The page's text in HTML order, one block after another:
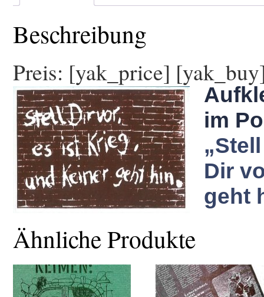
Beschreibung
Preis: [yak_price]
im
„Stell
Dir
geht
Ähnliche Produkte